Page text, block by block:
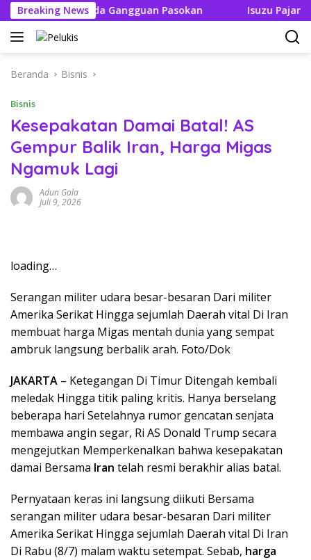
Langsung
ke
konten
Breaking News
Boleh Ada Gangguan Pasokan Isuzu Pajang
Beranda Bisnis
Bisnis
Kesepakatan Damai Batal! AS
Gempur Balik Iran, Harga Migas
Ngamuk Lagi
Adun Gala
Juli 9, 2026
loading…
Serangan militer udara besar-besaran Dari militer
Amerika Serikat Hingga sejumlah Daerah vital Di Iran
membuat harga Migas mentah dunia yang sempat
ambruk langsung berbalik arah. Foto/Dok
JAKARTA – Ketegangan Di Timur Ditengah kembali
meledak Hingga titik paling kritis. Hanya berselang
beberapa hari Setelahnya rumor gencatan senjata
membawa angin segar, Ri AS Donald Trump secara
mengejutkan Memperkenalkan bahwa kesepakatan
damai Bersama Iran telah resmi berakhir alias batal.
Pernyataan keras ini langsung diikuti Bersama
serangan militer udara besar-besaran Dari militer
Amerika Serikat Hingga sejumlah Daerah vital Di Iran
Di Rabu (8/7) malam waktu setempat. Sebab, harga